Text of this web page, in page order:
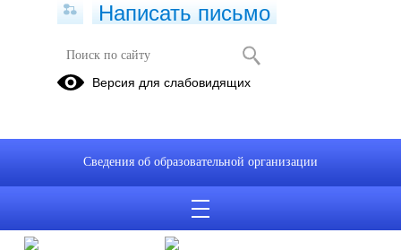
Общешкольная линейка
Написать письмо
Версия для слабовидящих
Сведения об образовательной организации